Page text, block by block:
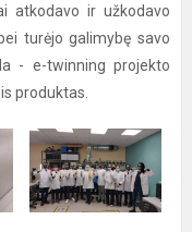
atkodavo ir užkodavo
turėjo galimybę savo
- e-twinning projekto
produktas.